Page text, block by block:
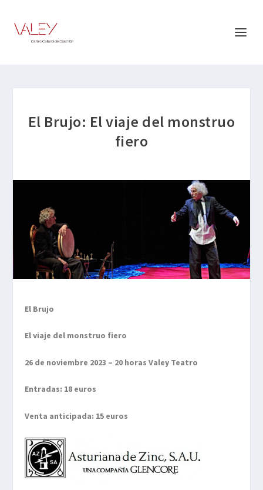
El Brujo: El viaje del monstruo
fiero
El Brujo
El viaje del monstruo fiero
26 de noviembre 2023 – 20 horas Valey Teatro
Entradas: 18 euros
Venta anticipada: 15 euros